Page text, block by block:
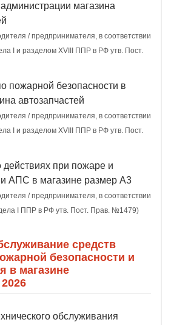
магазина
/ предпринимателя, в соответствии
I и разделом XVIII ППР в РФ утв. Пост.
пожарной безопасности в
автозапчастей
/ предпринимателя, в соответствии
I и разделом XVIII ППР в РФ утв. Пост.
действиях при пожаре и
АПС в магазине размер А3
/ предпринимателя, в соответствии
I ППР в РФ утв. Пост. Прав. №1479)
средств
безопасности и
в магазине
обслуживания